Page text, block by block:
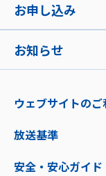
お知らせ
お申し込み
ウェブサイトの
放送基準
安全・安心ガイド